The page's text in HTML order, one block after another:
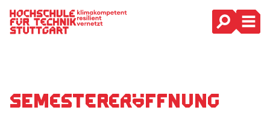
Hauptnavigation
Semestereröffnung